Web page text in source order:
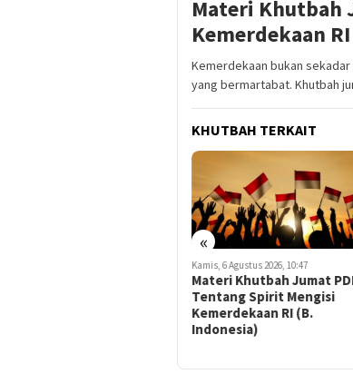
Materi Khutbah
Kemerdekaan
Kemerdekaan bukan
yang bermartabat. Khutbah
KHUTBAH TERKAIT
«
Kamis, 6 Agustus 2026, 10:47
Materi Khutbah Jumat
Tentang Spirit Mengisi
Kemerdekaan RI (B.
Indonesia)